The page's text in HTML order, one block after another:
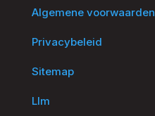
Algemene voorwaarden
Privacybeleid
Sitemap
Llm